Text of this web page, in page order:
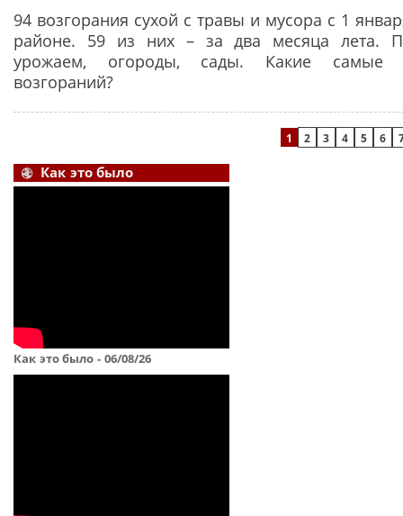
94 возгорания сухой с травы и мусора с 1
районе. 59 из них – за два месяца лета.
урожаем, огороды, сады. Какие самые
возгораний?
1 2 3 4 5 6
Как это было
Как это было - 06/08/26